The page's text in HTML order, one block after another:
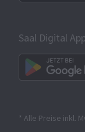
Saal Digital
* Alle Preise inkl.